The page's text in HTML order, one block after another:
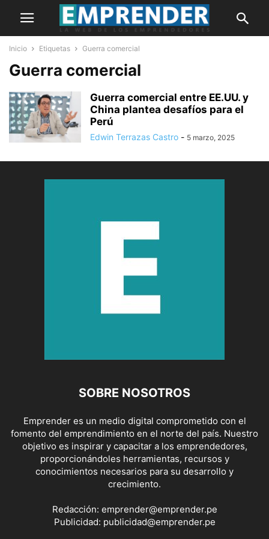
Inicio Etiquetas Guerra comercial
Guerra comercial
Guerra comercial entre EE.UU. y
China plantea desafíos para el
Perú
Edwin Terrazas Castro - 5 marzo, 2025
SOBRE NOSOTROS
Emprender es un medio digital comprometido con el
fomento del emprendimiento en el norte del país. Nuestro
objetivo es inspirar y capacitar a los emprendedores,
proporcionándoles herramientas, recursos y
conocimientos necesarios para su desarrollo y
crecimiento.
Redacción: emprender@emprender.pe
Publicidad: publicidad@emprender.pe